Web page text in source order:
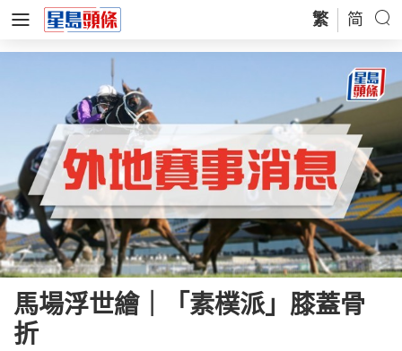
繁 简
馬場浮世繪｜「素樸派」膝蓋骨
折